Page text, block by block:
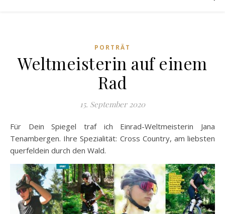
PORTRÄT
Weltmeisterin auf einem
Rad
15. September 2020
Für Dein Spiegel traf ich Einrad-Weltmeisterin Jana
Tenambergen. Ihre Spezialität: Cross Country, am liebsten
querfeldein durch den Wald.